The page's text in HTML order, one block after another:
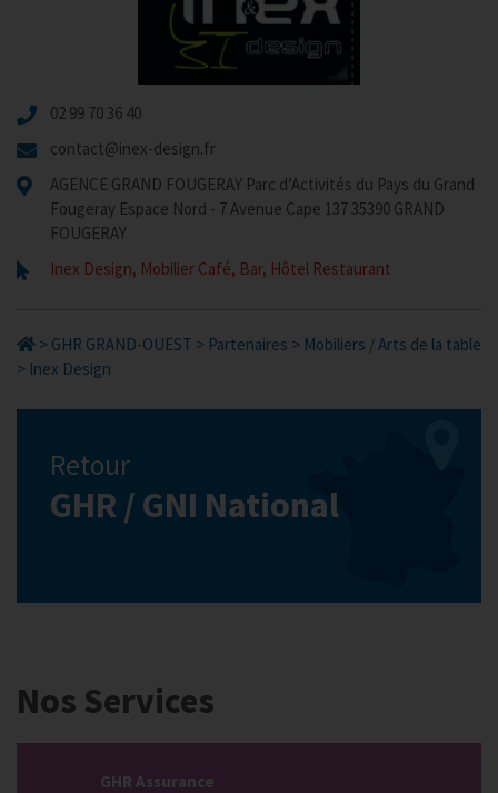
02 99 70 36 40
contact@inex-design.fr
AGENCE GRAND FOUGERAY Parc d’Activités du Pays du Grand
Fougeray Espace Nord - 7 Avenue Cape 137 35390 GRAND
FOUGERAY
Inex Design, Mobilier Café, Bar, Hôtel Restaurant
> GHR GRAND-OUEST > Partenaires > Mobiliers / Arts de la table
> Inex Design
Retour
GHR / GNI National
Nos Services
GHR Assurance